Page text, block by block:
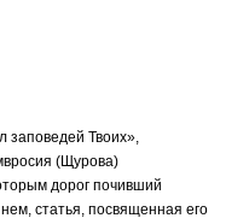
заповедей Твоих»,
(Щурова)
дорог почивший
статья, посвященная его